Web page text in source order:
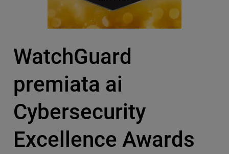
WatchGuard
premiata ai
Cybersecurity
Excellence Awards